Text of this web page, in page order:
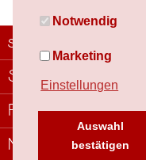
Notwendig
Marketing
Einstellungen
Auswahl
bestätigen
schafproduction
Shop
Rechtliches
Newsletter